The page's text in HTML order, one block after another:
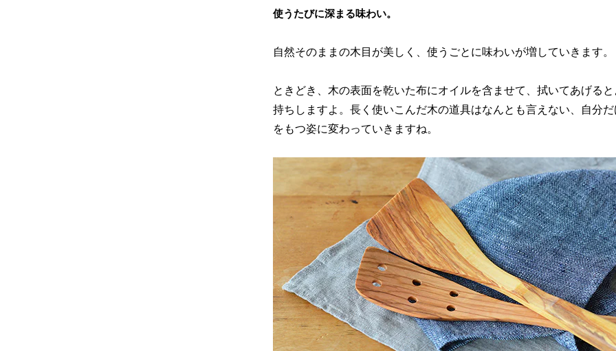
使うたびに深まる味わい。
自然そのままの木目が美しく、使うごとに味わいが増していきます。
ときどき、木の表面を乾いた布にオイルを含ませて、拭いてあげる
持ちしますよ。長く使いこんだ木の道具はなんとも言えない、自分
をもつ姿に変わっていきますね。